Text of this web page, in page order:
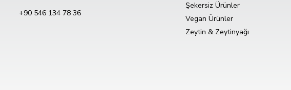
+90 546 134 78 36
Şekersiz Ürünler
Vegan Ürünler
Zeytin & Zeytinyağı